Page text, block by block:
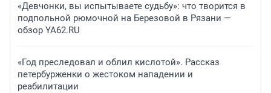
«Девчонки, вы испытываете судьбу»: что творится в
подпольной рюмочной на Березовой в Рязани —
обзор YA62.RU
«Год преследовал и облил кислотой». Рассказ
петербурженки о жестоком нападении и
реабилитации